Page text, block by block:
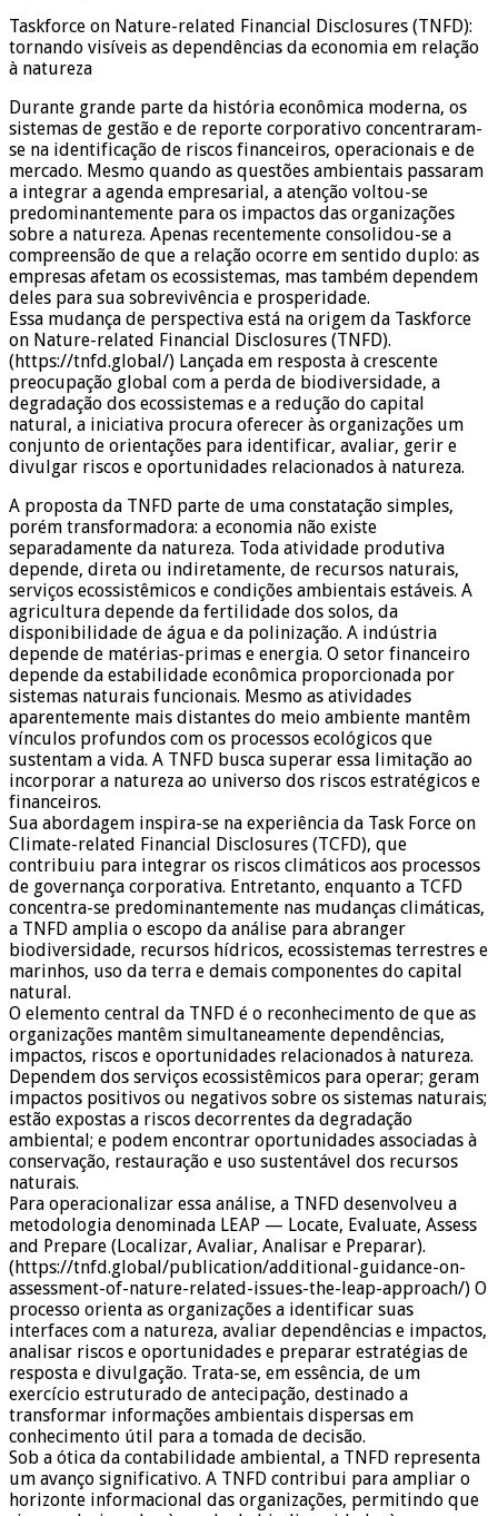
Taskforce on Nature-related Financial Disclosures (TNFD):
tornando visíveis as dependências da economia em relação
à natureza
Durante grande parte da história econômica moderna, os
sistemas de gestão e de reporte corporativo concentraram-
se na identificação de riscos financeiros, operacionais e de
mercado. Mesmo quando as questões ambientais passaram
a integrar a agenda empresarial, a atenção voltou-se
predominantemente para os impactos das organizações
sobre a natureza. Apenas recentemente consolidou-se a
compreensão de que a relação ocorre em sentido duplo: as
empresas afetam os ecossistemas, mas também dependem
deles para sua sobrevivência e prosperidade.
Essa mudança de perspectiva está na origem da Taskforce
on Nature-related Financial Disclosures (TNFD).
(https://tnfd.global/) Lançada em resposta à crescente
preocupação global com a perda de biodiversidade, a
degradação dos ecossistemas e a redução do capital
natural, a iniciativa procura oferecer às organizações um
conjunto de orientações para identificar, avaliar, gerir e
divulgar riscos e oportunidades relacionados à natureza.
A proposta da TNFD parte de uma constatação simples,
porém transformadora: a economia não existe
separadamente da natureza. Toda atividade produtiva
depende, direta ou indiretamente, de recursos naturais,
serviços ecossistêmicos e condições ambientais estáveis. A
agricultura depende da fertilidade dos solos, da
disponibilidade de água e da polinização. A indústria
depende de matérias-primas e energia. O setor financeiro
depende da estabilidade econômica proporcionada por
sistemas naturais funcionais. Mesmo as atividades
aparentemente mais distantes do meio ambiente mantêm
vínculos profundos com os processos ecológicos que
sustentam a vida. A TNFD busca superar essa limitação ao
incorporar a natureza ao universo dos riscos estratégicos e
financeiros.
Sua abordagem inspira-se na experiência da Task Force on
Climate-related Financial Disclosures (TCFD), que
contribuiu para integrar os riscos climáticos aos processos
de governança corporativa. Entretanto, enquanto a TCFD
concentra-se predominantemente nas mudanças climáticas,
a TNFD amplia o escopo da análise para abranger
biodiversidade, recursos hídricos, ecossistemas terrestres e
marinhos, uso da terra e demais componentes do capital
natural.
O elemento central da TNFD é o reconhecimento de que as
organizações mantêm simultaneamente dependências,
impactos, riscos e oportunidades relacionados à natureza.
Dependem dos serviços ecossistêmicos para operar; geram
impactos positivos ou negativos sobre os sistemas naturais;
estão expostas a riscos decorrentes da degradação
ambiental; e podem encontrar oportunidades associadas à
conservação, restauração e uso sustentável dos recursos
naturais.
Para operacionalizar essa análise, a TNFD desenvolveu a
metodologia denominada LEAP — Locate, Evaluate, Assess
and Prepare (Localizar, Avaliar, Analisar e Preparar).
(https://tnfd.global/publication/additional-guidance-on-
assessment-of-nature-related-issues-the-leap-approach/) O
processo orienta as organizações a identificar suas
interfaces com a natureza, avaliar dependências e impactos,
analisar riscos e oportunidades e preparar estratégias de
resposta e divulgação. Trata-se, em essência, de um
exercício estruturado de antecipação, destinado a
transformar informações ambientais dispersas em
conhecimento útil para a tomada de decisão.
Sob a ótica da contabilidade ambiental, a TNFD representa
um avanço significativo. A TNFD contribui para ampliar o
horizonte informacional das organizações, permitindo que